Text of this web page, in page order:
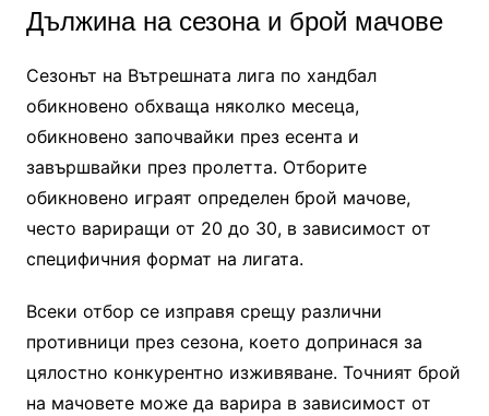
Дължина на сезона и брой мачове
Сезонът на Вътрешната лига по хандбал
обикновено обхваща няколко месеца,
обикновено започвайки през есента и
завършвайки през пролетта. Отборите
обикновено играят определен брой мачове,
често вариращи от 20 до 30, в зависимост от
специфичния формат на лигата.
Всеки отбор се изправя срещу различни
противници през сезона, което допринася за
цялостно конкурентно изживяване. Точният брой
на мачовете може да варира в зависимост от